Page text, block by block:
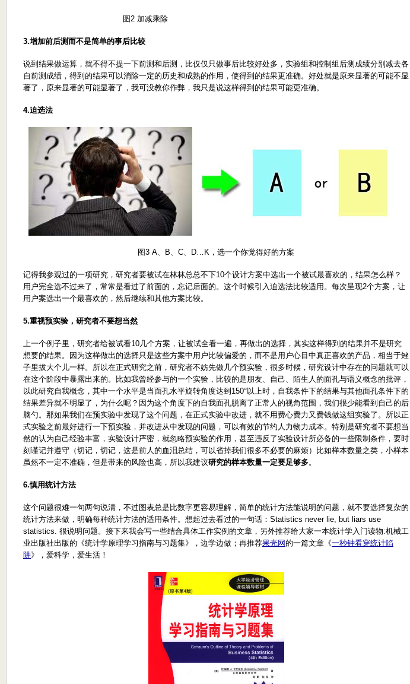
图2 加减乘除
3.增加前后测而不是简单的事后比较
说到结果做运算，就不得不提一下前测和后测，比仅仅只做事后比较好处多，实验组和控制组后测成绩分别减去各
自前测成绩，得到的结果可以消除一定的历史和成熟的作用，使得到的结果更准确。好处就是原来显著的可能不显
著了，原来显著的可能显著了，我可没教你作弊，我只是说这样得到的结果可能更准确。
4.迫选法
图3 A、B、C、D…K，选一个你觉得好的方案
记得我参观过的一项研究，研究者要被试在林林总总不下10个设计方案中选出一个被试最喜欢的，结果怎么样？
用户完全选不过来了，常常是看过了前面的，忘记后面的。这个时候引入迫选法比较适用。每次呈现2个方案，让
用户案选出一个最喜欢的，然后继续和其他方案比较。
5.重视预实验，研究者不要想当然
上一个例子里，研究者给被试看10几个方案，让被试全看一遍，再做出的选择，其实这样得到的结果并不是研究
想要的结果。因为这样做出的选择只是这些方案中用户比较偏爱的，而不是用户心目中真正喜欢的产品，相当于矬
子里拔大个儿一样。所以在正式研究之前，研究者不妨先做几个预实验，很多时候，研究设计中存在的问题就可以
在这个阶段中暴露出来的。比如我曾经参与的一个实验，比较的是朋友、自己、陌生人的面孔与语义概念的批评，
以此研究自我概念，其中一个水平是当面孔水平旋转角度达到150°以上时，自我条件下的结果与其他面孔条件下的
结果差异就不明显了，为什么呢？因为这个角度下的自我面孔脱离了正常人的视角范围，我们很少能看到自己的后
脑勺。那如果我们在预实验中发现了这个问题，在正式实验中改进，就不用费心费力又费钱做这组实验了。所以正
式实验之前最好进行一下预实验，并改进从中发现的问题，可以有效的节约人力物力成本。特别是研究者不要想当
然的认为自己经验丰富，实验设计严密，就忽略预实验的作用，甚至违反了实验设计所必备的一些限制条件，要时
刻谨记并遵守（切记，切记，这是前人的血泪总结，可以省掉我们很多不必要的麻烦）比如样本数量之类，小样本
虽然不一定不准确，但是带来的风险也高，所以我建议研究的样本数量一定要足够多。
6.慎用统计方法
这个问题很难一句两句说清，不过图表总是比数字更容易理解，简单的统计方法能说明的问题，就不要选择复杂的
统计方法来做，明确每种统计方法的适用条件。想起过去看过的一句话：Statistics never lie, but liars use
statistics. 很说明问题。接下来我会写一些结合具体工作实例的文章，另外推荐给大家一本统计学入门读物:机械工
业出版社出版的《统计学原理学习指南与习题集》，边学边做；再推荐果壳网的一篇文章《一秒钟看穿统计陷
阱》，爱科学，爱生活！